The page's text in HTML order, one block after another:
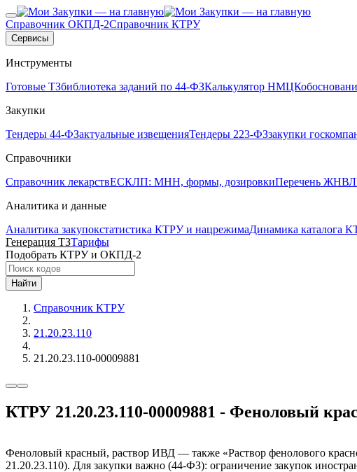
Справочник ОКПД-2Справочник КТРУ
Сервисы
Инструменты
Готовые ТЗбиблиотека заданий по 44-ФЗКалькулятор НМЦК
Закупки
Тендеры 44-ФЗактуальные извещенияТендеры 223-ФЗзакупки
Справочники
Справочник лекарствЕСКЛП: МНН, формы, дозировкиПеречень
Аналитика и данные
Аналитика закупокстатистика КТРУ и нацрежимаДинамика каталога
Генерация ТЗТарифы
Подобрать КТРУ и ОКПД-2
Найти
Справочник КТРУ
21.20.23.110
21.20.23.110-00009881
КТРУ 21.20.23.110-00009881 - Феноловый
Феноловый красный, раствор ИВД — также «Раствор фенолового
21.20.23.110). Для закупки важно (44-ФЗ): ограничение закупок